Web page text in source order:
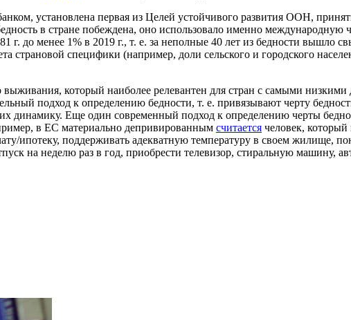
установлена первая из Целей устойчивого развития ООН,
в стране побеждена, оно использовало именно международную
г. до менее 1% в 2019 г., т. е. за неполные 40 лет из бедности вышло
страновой специфики (например, доли сельского и городского
который наиболее релевантен для стран с самыми
подход к определению бедности, т. е. привязывают черту
динамику. Еще один современный подход к определению черты
в ЕС материально депривированным считается человек,
ипотеку, поддерживать адекватную температуру в своем жилище,
на неделю раз в год, приобрести телевизор, стиральную машину,